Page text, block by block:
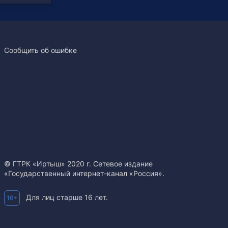
Сообщить об ошибке
© ГТРК «Иртыш» 2020 г. Сетевое издание
«Государственный интернет-канал «Россия».
16+ Для лиц старше 16 лет.